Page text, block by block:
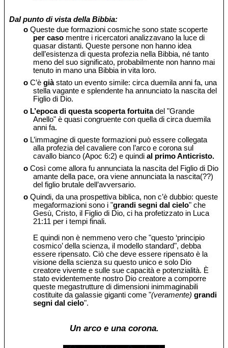
Dal punto di vista della Bibbia:
o Queste due formazioni cosmiche sono state scoperte
per caso mentre i ricercatori analizzavano la luce di
quasar distanti. Queste persone non hanno idea
dell’esistenza di questa profezia nella Bibbia, né tanto
meno del suo significato, probabilmente non hanno mai
tenuto in mano una Bibbia in vita loro.
o C’ègiàstato un evento simile: circa duemila anni fa, una
stella vagante e splendente ha annunciato la nascita del
Figlio di Dio.
o L’epoca di questa scoperta fortuitadel "Grande
Anello" è quasi congruente con quella di circa duemila
anni fa.
o L’immagine di queste formazioni può essere collegata
alla profezia del cavaliere con l’arco e corona sul
cavallo bianco (Apoc 6:2) e quindial primo Anticristo.
o Così come allora fu annunciata la nascita del Figlio di Dio
amante della pace, ora viene annunciata la nascita(??)
del figlio brutale dell’avversario.
o Quindi, da una prospettiva biblica, non c’è dubbio: queste
megaformazioni sono i "grandi segni dal cielo" che
Gesù, Cristo, il Figlio di Dio, ci ha profetizzato in Luca
21:11 per i tempi finali.
E quindi non è nemmeno vero che "questo ‘principio
cosmico’ della scienza, il modello standard", debba
essere ripensato. Ciò che deve essere ripensato è la
visione della scienza su questo unico e solo Dio
creatore vivente e sulle sue capacità e potenzialità. È
stato evidentemente nostro Dio creatore a comporre
queste megastrutture di dimensioni inimmaginabili
costituite da galassie giganti come "(veramente)grandi
segni dal cielo".
Un arco e una corona.